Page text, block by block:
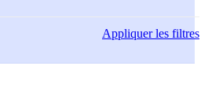
Appliquerles filtres